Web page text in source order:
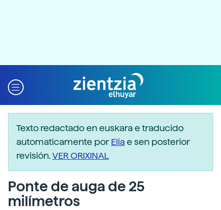
Texto redactado en euskara e traducido
automaticamente porEliae sen posterior
revisión.VER ORIXINAL
Ponte de auga de 25
milímetros